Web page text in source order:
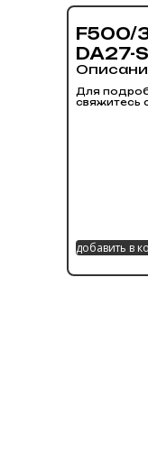
F500/
DA27-
Для
свяжитесь
добавить в